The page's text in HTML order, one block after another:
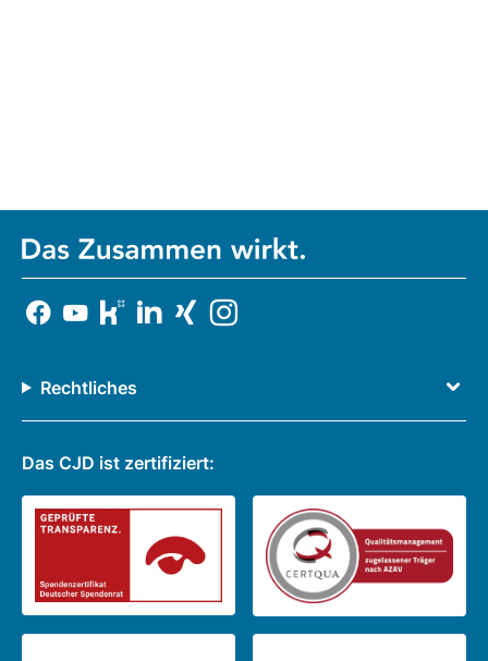
Rechtliches
Das CJD ist zertifiziert: